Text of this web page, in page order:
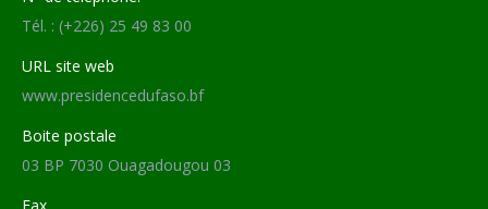
Tél. : (+226) 25 49 83 00
URL site web
www.presidencedufaso.bf
Boite postale
03 BP 7030 Ouagadougou 03